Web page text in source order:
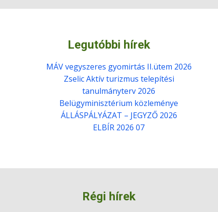
Legutóbbi hírek
MÁV vegyszeres gyomirtás II.ütem 2026
Zselic Aktív turizmus telepítési
tanulmányterv 2026
Belügyminisztérium közleménye
ÁLLÁSPÁLYÁZAT – JEGYZŐ 2026
ELBÍR 2026 07
Régi hírek